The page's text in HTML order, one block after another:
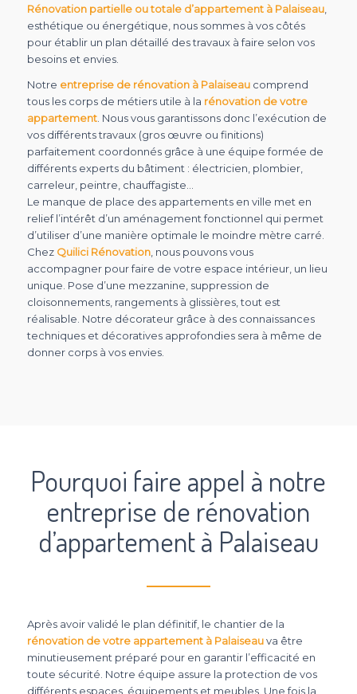
Rénovation partielle ou totale d’appartement à Palaiseau,
esthétique ou énergétique, nous sommes à vos côtés
pour établir un plan détaillé des travaux à faire selon vos
besoins et envies.
Notre entreprise de rénovation à Palaiseaucomprend
tous les corps de métiers utile à la rénovation de votre
appartement. Nous vous garantissons donc l’exécution de
vos différents travaux (gros œuvre ou finitions)
parfaitement coordonnés grâce à une équipe formée de
différents experts du bâtiment : électricien, plombier,
carreleur, peintre, chauffagiste…
Le manque de place des appartements en ville met en
relief l’intérêt d’un aménagement fonctionnel qui permet
d’utiliser d’une manière optimale le moindre mètre carré.
Chez Quilici Rénovation, nous pouvons vous
accompagner pour faire de votre espace intérieur, un lieu
unique. Pose d’une mezzanine, suppression de
cloisonnements, rangements à glissières, tout est
réalisable. Notre décorateur grâce à des connaissances
techniques et décoratives approfondies sera à même de
donner corps à vos envies.
Pourquoi faire appel à notre
entreprise de rénovation
d’appartement à Palaiseau
Après avoir validé le plan définitif, le chantier de la
rénovation de votre appartement à Palaiseauva être
minutieusement préparé pour en garantir l’efficacité en
toute sécurité. Notre équipe assure la protection de vos
différents espaces, équipements et meubles. Une fois la